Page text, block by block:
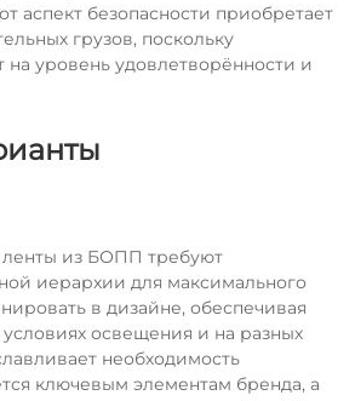
аспект безопасности приобретает
грузов, поскольку
уровень удовлетворённости и
ленты из БОПП требуют
иерархии для максимального
в дизайне, обеспечивая
освещения и на разных
необходимость
ключевым элементам бренда, а